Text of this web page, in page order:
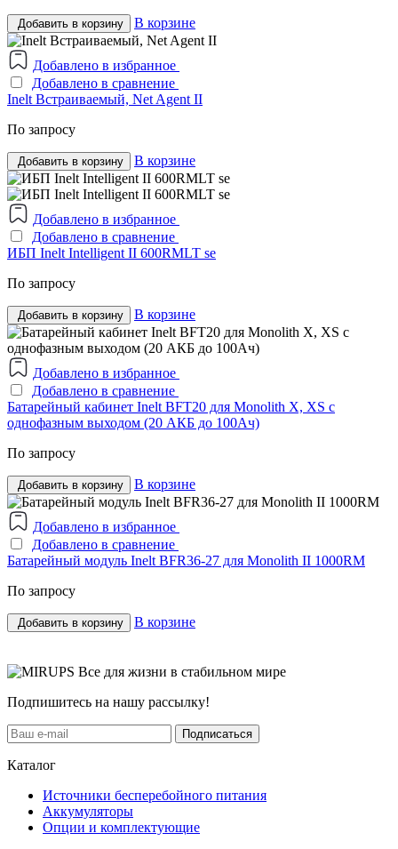
Добавить в корзину В корзине
Добавлено в избранное
Добавлено в сравнение
Inelt Встраиваемый, Net Agent II
По запросу
Добавить в корзину В корзине
Добавлено в избранное
Добавлено в сравнение
ИБП Inelt Intelligent II 600RMLT se
По запросу
Добавить в корзину В корзине
Добавлено в избранное
Добавлено в сравнение
Батарейный кабинет Inelt BFT20 для Monolith X, XS c
однофазным выходом (20 АКБ до 100Ач)
По запросу
Добавить в корзину В корзине
Добавлено в избранное
Добавлено в сравнение
Батарейный модуль Inelt BFR36-27 для Monolith II 1000RM
По запросу
Добавить в корзину В корзине
Все для жизни в стабильном мире
Подпишитесь на нашу рассылку!
Подписаться
Каталог
Источники бесперебойного питания
Аккумуляторы
Опции и комплектующие